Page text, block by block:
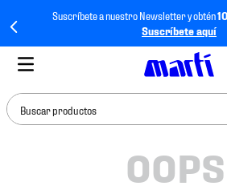
Suscríbete a nuestro Newsletter y obtén
Suscríbete aquí
Buscar productos